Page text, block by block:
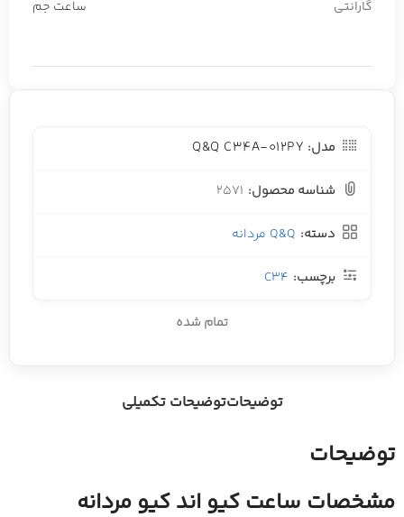
گارانتی ساعت جم
مدل: Q&Q C34A-012PY
شناسه محصول: 2571
دسته: Q&Q مردانه
برچسب: C34
تمام شده
توضیحاتتوضیحات تکمیلی
توضیحات
مشخصات ساعت کیو اند کیو مردانه